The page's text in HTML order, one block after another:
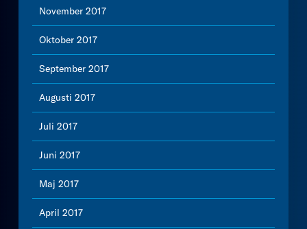
November 2017
Oktober 2017
September 2017
Augusti 2017
Juli 2017
Juni 2017
Maj 2017
April 2017